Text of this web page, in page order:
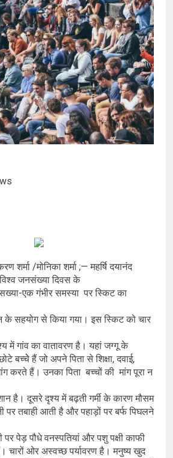
शर्मा /मोनिका शर्मा ;— महर्षि दयानंद
जनसंख्या दिवस के
एक गंभीर समस्या पर स्किट का
के सहयोग से किया गया। इस स्किट को चार
में गांव का वातावरण है। यहां जग्गू के
बच्चेे हैं जो अपने पिता से शिक्षा, दवाई,
करते हैं। उनका पिता बच्चों की मांग पूरा न
है। दूसरे दृश्य में बढ़ती गर्मी के कारण मौसम
तबाही आती है और पहाड़ों पर बर्फ पिघलने
पेड़ पौधे वनस्पतियां और पशु पक्षी काफी
चारों ओर अस्वच्छ पर्यावरण है। मनुष्य खुद